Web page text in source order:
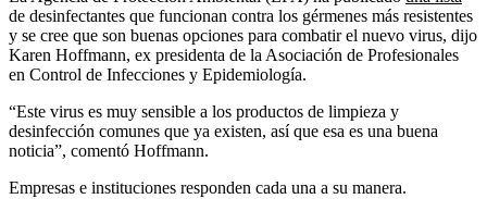
de desinfectantes que funcionan contra los gérmenes más resistentes
y se cree que son buenas opciones para combatir el nuevo virus, dijo
Karen Hoffmann, ex presidenta de la Asociación de Profesionales
en Control de Infecciones y Epidemiología.
“Este virus es muy sensible a los productos de limpieza y
desinfección comunes que ya existen, así que esa es una buena
noticia”, comentó Hoffmann.
Empresas e instituciones responden cada una a su manera.